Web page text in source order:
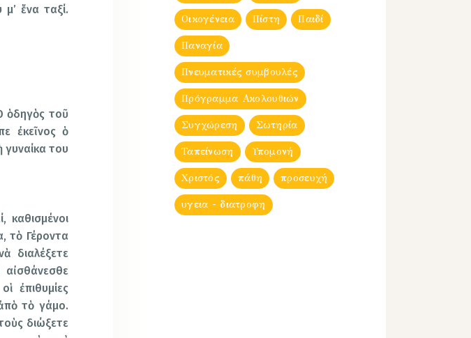
ἕνα ταξί.
ὁδηγὸς τοῦ
ἐκεῖνος ὁ
γυναίκα του
καθισμένοι
τὸ Γέροντα
διαλέξετε
ἐπιθυμίες
τὸ γάμο.
διώξετε
Οικογένεια Πίστη Παιδί
Παναγία
Πνευματικές συμβουλές
Πρόγραμμα Ακολουθιών
Συγχώρεση Σωτηρία
Ταπείνωση Υπομονή
Χριστός πάθη προσευχή
υγεια - διατροφη